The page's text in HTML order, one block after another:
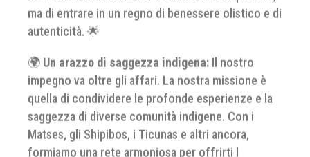
ma di entrare in un regno di benessere olistico e di
autenticità. 🌟
🌍 Un arazzo di saggezza indigena: Il nostro
impegno va oltre gli affari. La nostra missione è
quella di condividere le profonde esperienze e la
saggezza di diverse comunità indigene. Con i
Matses, gli Shipibos, i Ticunas e altri ancora,
formiamo una rete armoniosa per offrirti l